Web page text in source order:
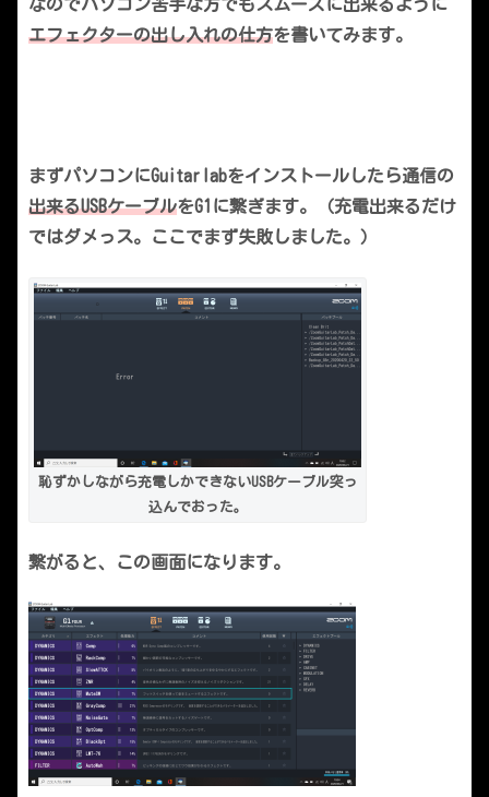
なのでパソコン苦手な方でもスムーズに出来るように
エフェクターの出し入れの仕方を書いてみます。
まずパソコンにGuitarlabをインストールしたら通信の
出来るUSBケーブルをG1に繋ぎます。（充電出来るだけ
ではダメっス。ここでまず失敗しました。）
恥ずかしながら充電しかできないUSBケーブル突っ
込んでおった。
繋がると、この画面になります。